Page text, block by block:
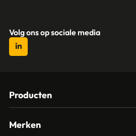
Volg ons op sociale media
Producten
Merken